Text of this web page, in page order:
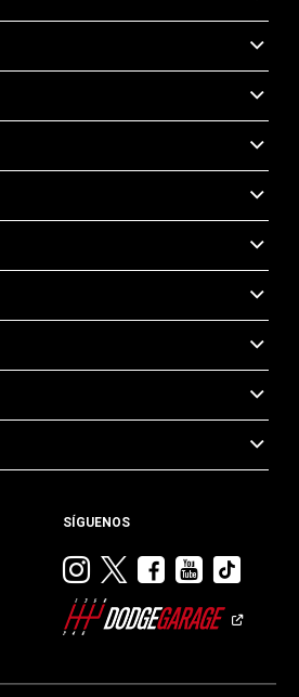
SÍGUENOS
Visitar
Dodge
en
Visitar
en
Visitar
en
Visitar
en en